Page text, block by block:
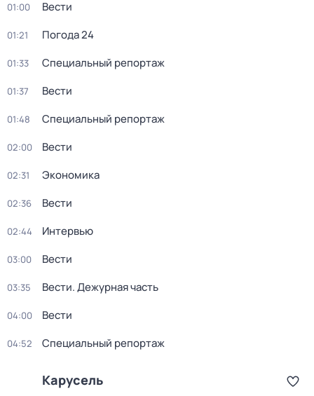
01:00 Вести
01:21 Погода 24
01:33 Специальный репортаж
01:37 Вести
01:48 Специальный репортаж
02:00 Вести
02:31 Экономика
02:36 Вести
02:44 Интервью
03:00 Вести
03:35 Вести. Дежурная часть
04:00 Вести
04:52 Специальный репортаж
Карусель